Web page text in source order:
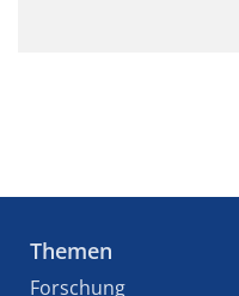
Themen
Forschung